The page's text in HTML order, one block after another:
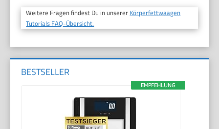
Weitere Fragen findest Du in unserer Körperfettwaagen
Tutorials FAQ-Übersicht.
BESTSELLER
EMPFEHLUNG